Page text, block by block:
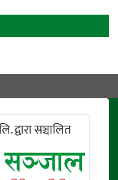
द्वारा सञ्चालित